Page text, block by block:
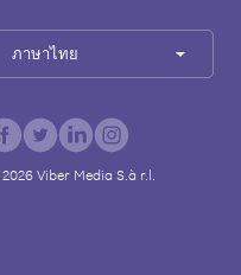
ภาษาไทย
2026Viber Media S.à r.l.